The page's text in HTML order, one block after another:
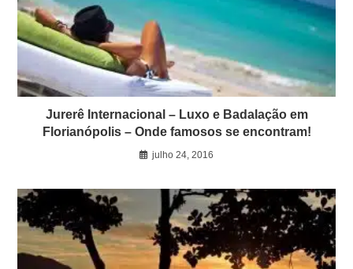
Jurerê Internacional – Luxo e Badalação em
Florianópolis – Onde famosos se encontram!
julho 24, 2016